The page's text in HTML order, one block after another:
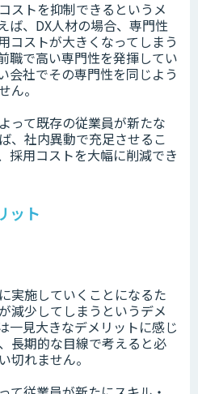
ストを抑制できるというメ
ば、DX人材の場合、専門性
コストが大きくなってしまう
職で高い専門性を発揮してい
会社でその専門性を同じよう
ん。
って既存の従業員が新たな
、社内異動で充足させるこ
採用コストを大幅に削減でき
ット
実施していくことになるた
減少してしまうというデメ
一見大きなデメリットに感じ
長期的な目線で考えると必
切れません。